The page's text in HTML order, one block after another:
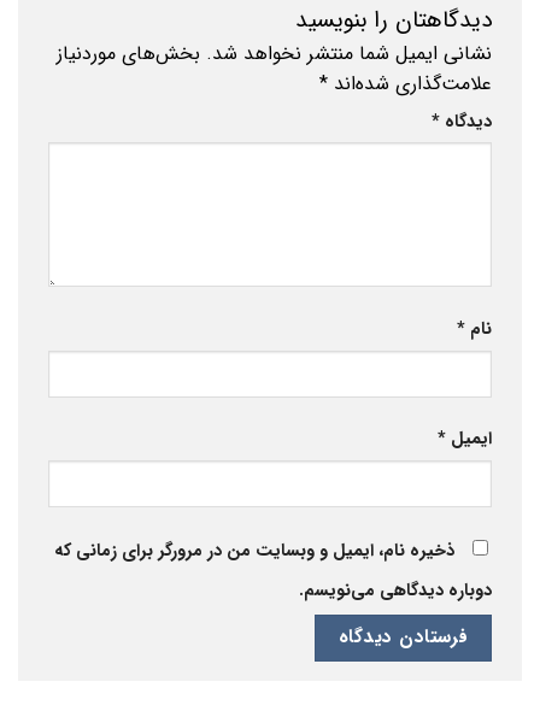
دیدگاهتان را بنویسید
نشانی ایمیل شما منتشر نخواهد شد. بخش‌های موردنیاز
علامت‌گذاری شده‌اند *
دیدگاه *
نام *
ایمیل *
ذخیره نام، ایمیل و وبسایت من در مرورگر برای زمانی که
دوباره دیدگاهی می‌نویسم.